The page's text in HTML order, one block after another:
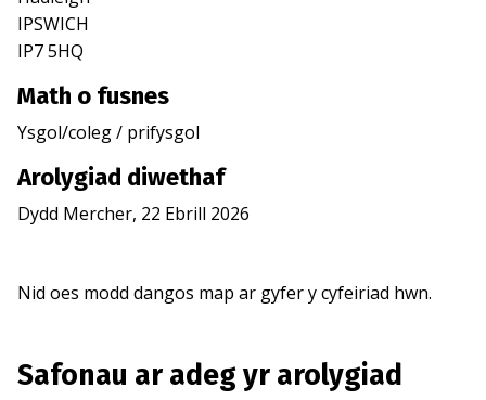
IPSWICH
IP7 5HQ
Math o fusnes
Ysgol/coleg / prifysgol
Arolygiad diwethaf
Dydd Mercher, 22 Ebrill 2026
Nid oes modd dangos map ar gyfer y cyfeiriad hwn.
Safonau ar adeg yr arolygiad